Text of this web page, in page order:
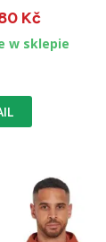
Kč
w sklepie